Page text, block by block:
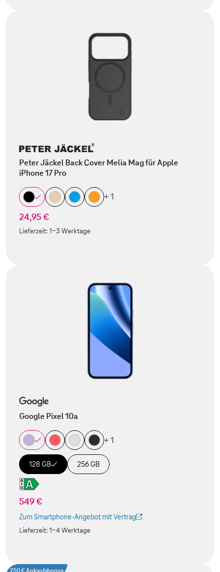
Peter Jäckel Back Cover Melia Mag für Apple
iPhone 17 Pro
+ 1
24,95 €
Lieferzeit:1-3 Werktage
Google Pixel 10a
+ 1
128 GB 256 GB
549 €
Zum Smartphone-Angebot mit Vertrag
(Der Link wird in einem neuen Tab geöffnet)
Lieferzeit:1-4 Werktage
250 € Ankaufsbonus